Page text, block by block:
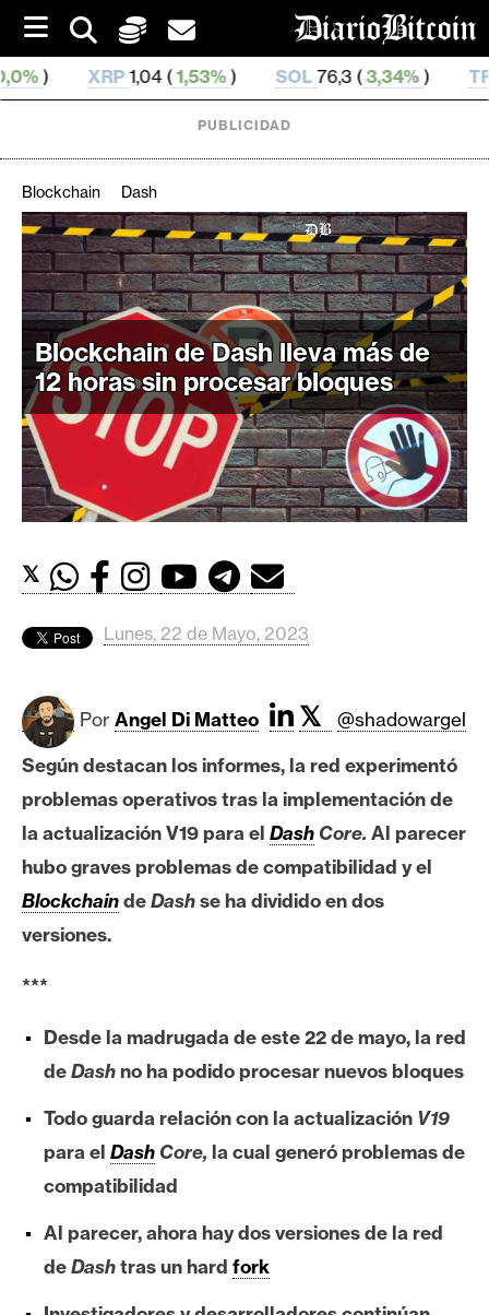
i
p
t
o
1,04 (1,53%) SOL76,3 (3,34%) TRX0,328 362 (
C
r
i
p
t
o
M
c
a
o
s
i
t
c
i
n
E
t
r
u
m
I
PUBLICIDAD
Blockchain Dash
Blockchain de Dash lleva más de
12 horas sin procesar bloques
𝕏
Lunes, 22 de Mayo, 2023
Por Angel Di Matteo 𝕏
@shadowargel
Según destacan los informes, la red experimentó
problemas operativos tras la implementación de
la actualización V19 para el Dash Core. Al parecer
hubo graves problemas de compatibilidad y el
BlockchaindeDashse ha dividido en dos
versiones.
***
Desde la madrugada de este 22 de mayo, la red
deDashno ha podido procesar nuevos bloques
Todo guarda relación con la actualización V19
para el Dash Core, la cual generó problemas de
compatibilidad
Al parecer, ahora hay dos versiones de la red
deDashtras un hard fork